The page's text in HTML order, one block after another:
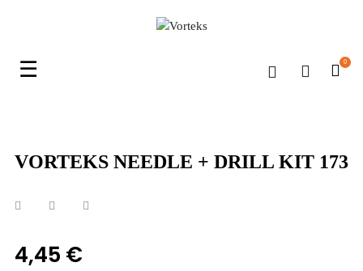
Navegación
☰ 0
VORTEKS NEEDLE + DRILL KIT 173
4,45 €